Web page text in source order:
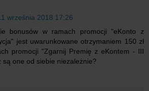
września 2018 17:26
bonusów w ramach promocji "eKonto z
jest uwarunkowane otrzymaniem 150 zł
promocji "Zgarnij Premię z eKontem - III
są one od siebie niezależnie?